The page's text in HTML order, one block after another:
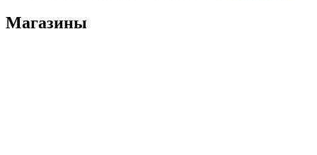
Магазины